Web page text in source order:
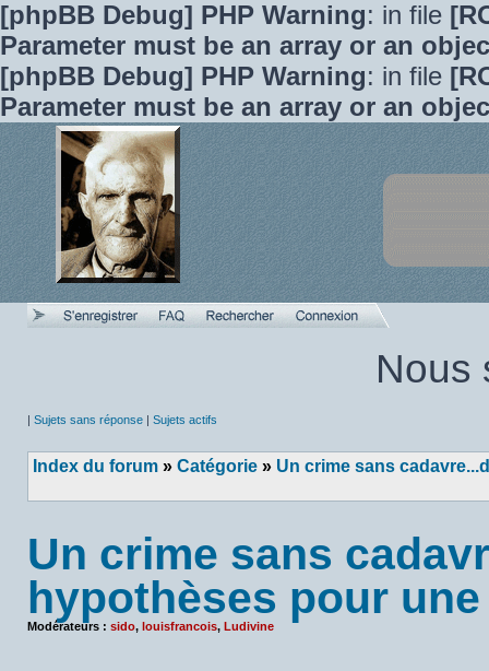
[phpBB Debug] PHP Warning: in file
Parameter must be an array or an
[phpBB Debug] PHP Warning: in file
Parameter must be an array or an
Nous
| Sujets sans réponse | Sujets actifs
Index du forum » Catégorie » Un crime sans
Un crime sans
hypothèses pour
Modérateurs : sido, louisfrancois, Ludivine